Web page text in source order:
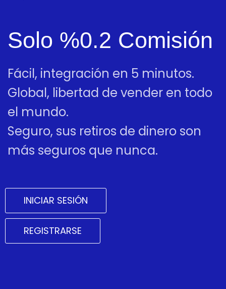
Solo %0.2 Comisión
Fácil, integración en 5 minutos.
Global, libertad de vender en todo
el mundo.
Seguro, sus retiros de dinero son
más seguros que nunca.
INICIAR SESIÓN
REGISTRARSE